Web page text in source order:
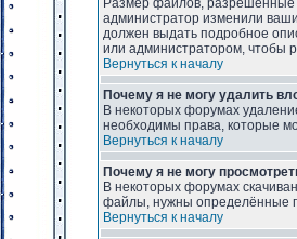
Размер файлов, разрешённые
администратор изменили
должен выдать подробное
или администратором, чтобы
Вернуться к началу
Почему я не могу удалить
В некоторых форумах
необходимы права, которые
Вернуться к началу
Почему я не могу
В некоторых форумах
файлы, нужны определённые
Вернуться к началу